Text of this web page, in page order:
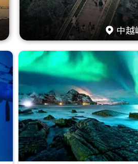
中越